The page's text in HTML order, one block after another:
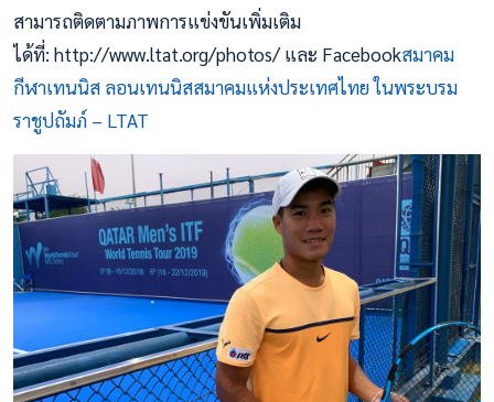
สามารถติดตามภาพการแข่งขันเพิ่มเติม
ได้ที่: http://www.ltat.org/photos/ และ Facebookสมาคม
กีฬาเทนนิส ลอนเทนนิสสมาคมแห่งประเทศไทย ในพระบรม
ราชูปถัมภ์ – LTAT